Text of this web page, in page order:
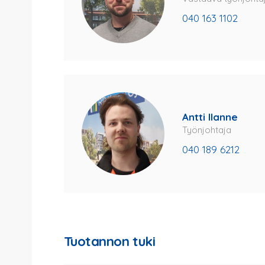
040 163 1102
Antti Ilanne
Työnjohtaja
040 189 6212
Tuotannon tuki